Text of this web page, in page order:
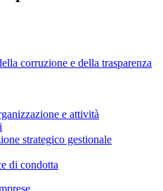
corruzione e della trasparenza
e attività
strategico gestionale
di condotta